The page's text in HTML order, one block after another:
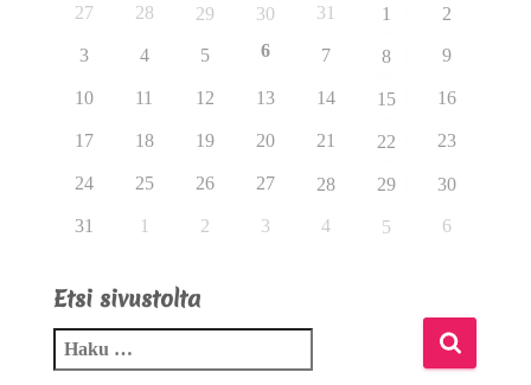
27 28 29 30 31 1 2
3 4 5 6 7 8 9
10 11 12 13 14 15 16
17 18 19 20 21 22 23
24 25 26 27 28 29 30
31 1 2 3 4 5 6
Etsi sivustolta